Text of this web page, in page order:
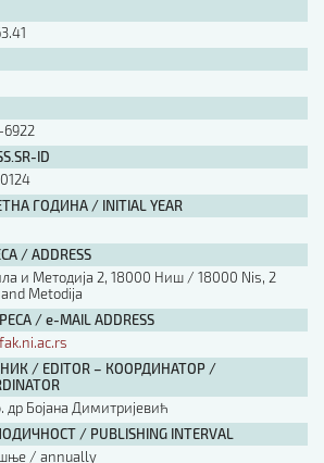
6922
ID
ГОДИНА / INITIAL YEAR
/ ADDRESS
и Методија 2, 18000 Ниш / 18000 Nis, 2
Metodija
/ e-MAIL ADDRESS
/ EDITOR – КООРДИНАТОР /
др Бојана Димитријевић
/ PUBLISHING INTERVAL
/ annually